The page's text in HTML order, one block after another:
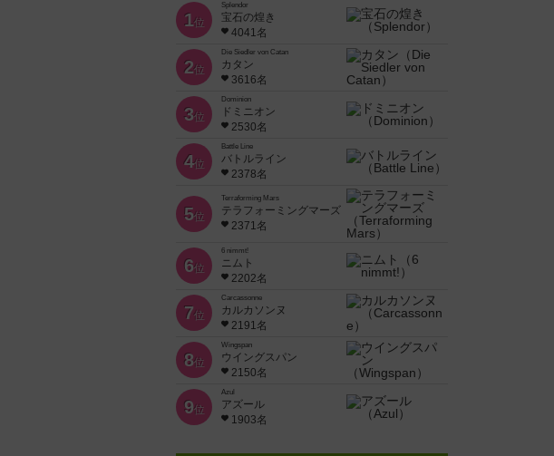
1位
Splendor
宝石の煌き
4041名
2位
Die Siedler von Catan
カタン
3616名
3位
Dominion
ドミニオン
2530名
4位
Battle Line
バトルライン
2378名
5位
Terraforming Mars
テラフォーミングマーズ
2371名
6位
6 nimmt!
ニムト
2202名
7位
Carcassonne
カルカソンヌ
2191名
8位
Wingspan
ウイングスパン
2150名
9位
Azul
アズール
1903名